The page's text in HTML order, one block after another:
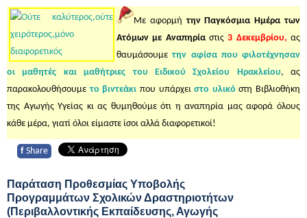
Με αφορμήτην Παγκόσμια Ημέρα των
Ατόμων με Αναπηρίαστις3 Δεκεμβρίου, ας
θαυμάσουμετην αφίσα που φιλοτέχνησαν
οι μαθητές και μαθήτριες του Ειδικού Σχολείου Ηρακλείου, ας
παρακολουθήσουμετο βιντεάκι που υπάρχειστο υλικό στη Βιβλιοθήκη
της Αγωγής Υγείας κι ας θυμηθούμε ότι η αναπηρία μας αφορά όλους
κάθε μέρα, γιατί όλοι είμαστε ίσοι αλλά διαφορετικοί!
f Share
Παράταση Προθεσμίας Υποβολής
Προγραμμάτων Σχολικών Δραστηριοτήτων
(Περιβαλλοντικής Εκπαίδευσης, Αγωγής